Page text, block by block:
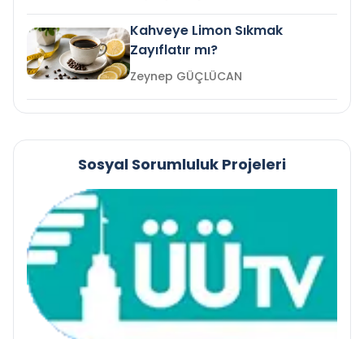
Kahveye Limon Sıkmak
Zayıflatır mı?
Zeynep GÜÇLÜCAN
Sosyal Sorumluluk Projeleri